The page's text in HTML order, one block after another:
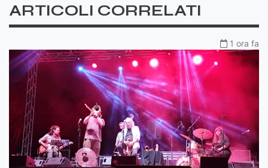
ARTICOLI CORRELATI
1 ora fa